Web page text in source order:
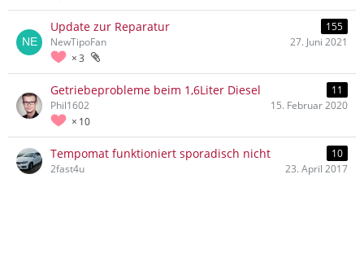
Update zur Reparatur 155
3
NewTipoFan 27. Juni 2021
Getriebeprobleme beim 1,6Liter Diesel 11
10
Phil1602 15. Februar 2020
Tempomat funktioniert sporadisch nicht
10
2fast4u
23. April 2017